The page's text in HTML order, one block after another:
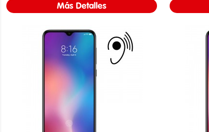
Más Detalles